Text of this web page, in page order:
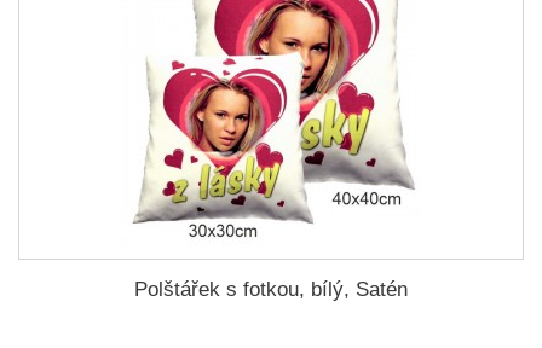
Polštářek s fotkou, bílý, Satén